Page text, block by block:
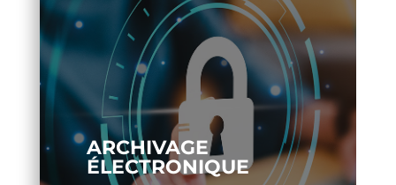
ARCHIVAGE
ÉLECTRONIQUE